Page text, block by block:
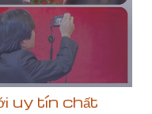
uy tín chất